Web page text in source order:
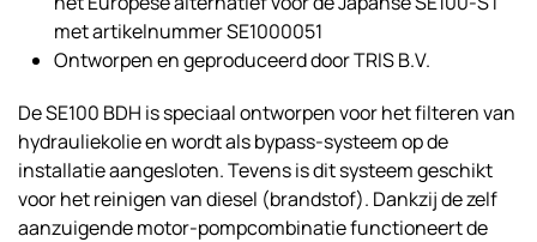
met artikelnummer SE1000051
Ontworpen en geproduceerd door TRIS B.V.
De SE100 BDH is speciaal ontworpen voor het filteren van
hydrauliekolie en wordt als bypass-systeem op de
installatie aangesloten. Tevens is dit systeem geschikt
voor het reinigen van diesel (brandstof). Dankzij de zelf
aanzuigende motor-pompcombinatie functioneert de